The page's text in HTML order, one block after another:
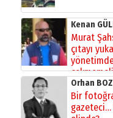
Kenan
Murat
çıtayı
17 Şubat 2026 SalıOrhan
Bir
gazeteci…